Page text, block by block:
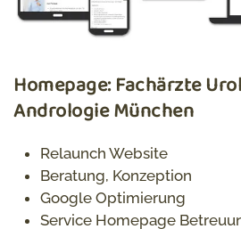
Homepage: Fachärzte
Andrologie München
Relaunch Website
Beratung, Konzeption
Google Optimierung
Service Homepage